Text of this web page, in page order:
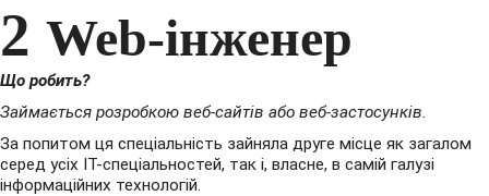
2 Web-інженер
Що робить?
Займається розробкою веб-сайтів або веб-застосунків.
За попитом ця спеціальність зайняла друге місце як загалом
серед усіх IT-спеціальностей, так і, власне, в самій галузі
інформаційних технологій.